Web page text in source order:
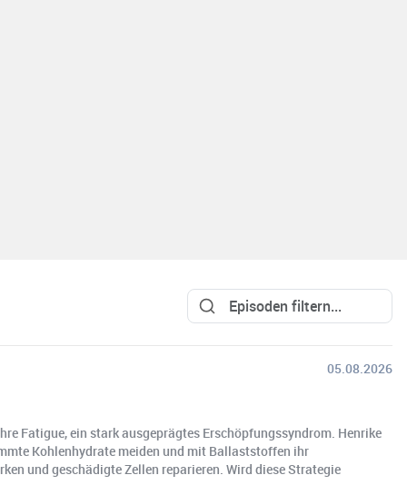
05.08.2026
Fatigue, ein stark ausgeprägtes Erschöpfungssyndrom. Henrike
Kohlenhydrate meiden und mit Ballaststoffen ihr
und geschädigte Zellen reparieren. Wird diese Strategie